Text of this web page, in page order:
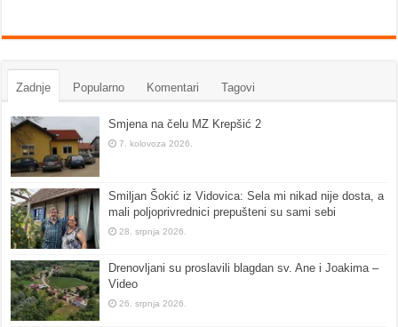
Zadnje Popularno Komentari Tagovi
Smjena na čelu MZ Krepšić 2
7. kolovoza 2026.
Smiljan Šokić iz Vidovica: Sela mi nikad nije dosta, a
mali poljoprivrednici prepušteni su sami sebi
28. srpnja 2026.
Drenovljani su proslavili blagdan sv. Ane i Joakima –
Video
26. srpnja 2026.